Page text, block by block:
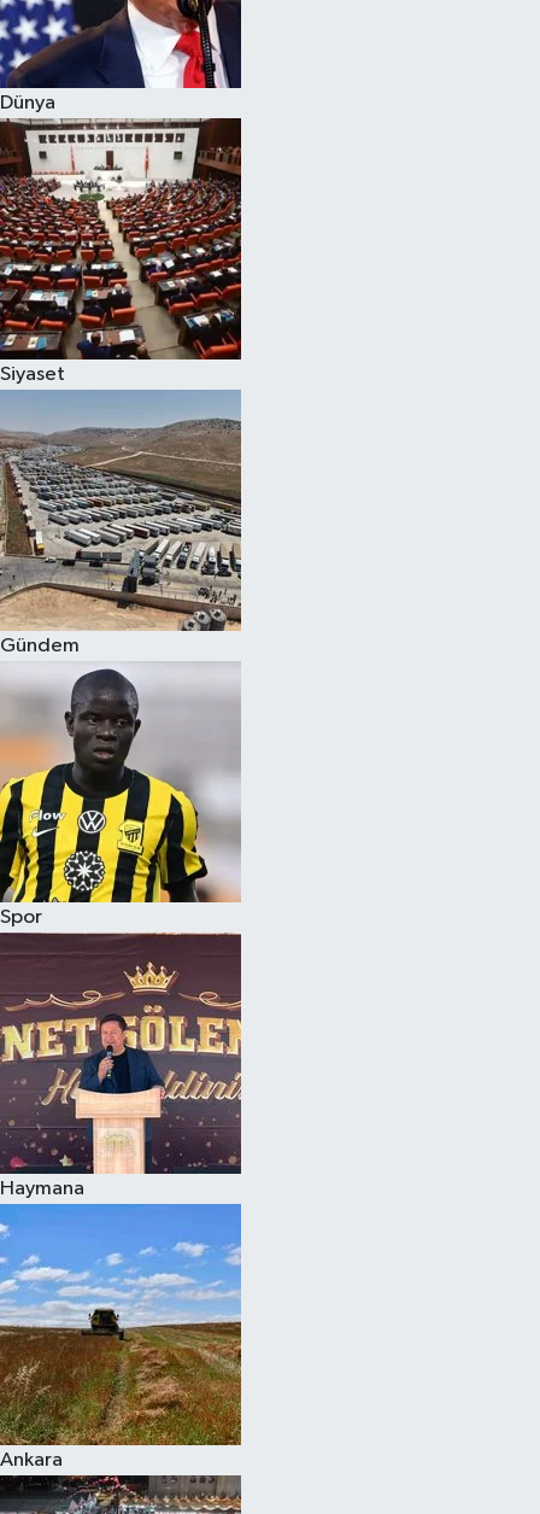
Dünya
Siyaset
Gündem
Spor
Haymana
Ankara
Spor
Çocuk
Eğitim
Hava Durumu
Kadın
Kültür Sanat
Sağlık
Siyaset
Teknoloji
Televizyon
Yaşam-Çevre